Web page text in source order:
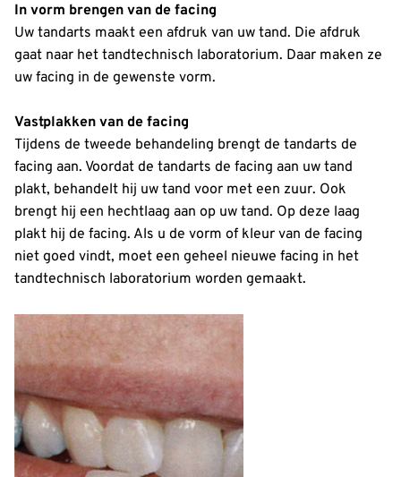
In vorm brengen van de facing
Uw tandarts maakt een afdruk van uw tand. Die afdruk
gaat naar het tandtechnisch laboratorium. Daar maken ze
uw facing in de gewenste vorm.
Vastplakken van de facing
Tijdens de tweede behandeling brengt de tandarts de
facing aan. Voordat de tandarts de facing aan uw tand
plakt, behandelt hij uw tand voor met een zuur. Ook
brengt hij een hechtlaag aan op uw tand. Op deze laag
plakt hij de facing. Als u de vorm of kleur van de facing
niet goed vindt, moet een geheel nieuwe facing in het
tandtechnisch laboratorium worden gemaakt.